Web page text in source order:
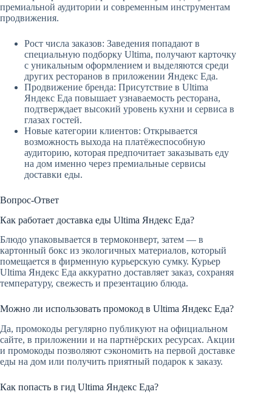
премиальной аудитории и современным инструментам
продвижения.
Рост числа заказов: Заведения попадают в
специальную подборку Ultima, получают карточку
с уникальным оформлением и выделяются среди
других ресторанов в приложении Яндекс Еда.
Продвижение бренда: Присутствие в Ultima
Яндекс Еда повышает узнаваемость ресторана,
подтверждает высокий уровень кухни и сервиса в
глазах гостей.
Новые категории клиентов: Открывается
возможность выхода на платёжеспособную
аудиторию, которая предпочитает заказывать еду
на дом именно через премиальные сервисы
доставки еды.
Вопрос-Ответ
Как работает доставка еды Ultima Яндекс Еда?
Блюдо упаковывается в термоконверт, затем — в
картонный бокс из экологичных материалов, который
помещается в фирменную курьерскую сумку. Курьер
Ultima Яндекс Еда аккуратно доставляет заказ, сохраняя
температуру, свежесть и презентацию блюда.
Можно ли использовать промокод в Ultima Яндекс Еда?
Да, промокоды регулярно публикуют на официальном
сайте, в приложении и на партнёрских ресурсах. Акции
и промокоды позволяют сэкономить на первой доставке
еды на дом или получить приятный подарок к заказу.
Как попасть в гид Ultima Яндекс Еда?